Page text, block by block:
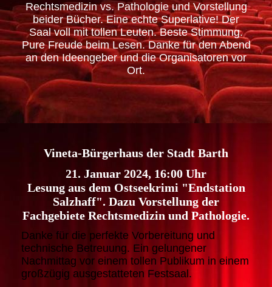
Rechtsmedizin vs. Pathologie und Vorstellung
beider Bücher. Eine echte Superlative! Der
Saal voll mit tollen Leuten. Beste Stimmung.
Pure Freude beim Lesen. Danke für den Abend
an den Ideengeber und die Organisatoren vor
Ort.
Vineta-Bürgerhaus der Stadt Barth
21. Januar 2024, 16:00 Uhr
Lesung aus dem Ostseekrimi "Endstation
Salzhaff". Dazu Vorstellung der
Fachgebiete Rechtsmedizin und Pathologie.
Danke für die perfekte Vorbereitung und
technische Betreuung. Ein gelungener
Nachmittag vor einem tollen Publikum in einem
großzügig ausgestatteten Festsaal.